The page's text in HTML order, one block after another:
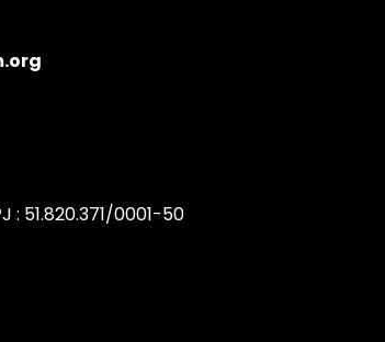
: 51.820.371/0001-50